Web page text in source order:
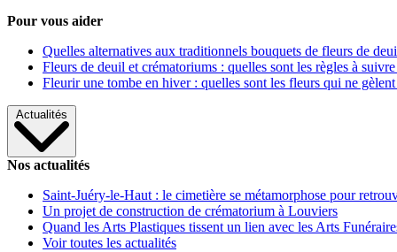
Pour vous aider
Quelles alternatives aux traditionnels bouquets de fleurs de
Fleurs de deuil et crématoriums : quelles sont les règles à
Fleurir une tombe en hiver : quelles sont les fleurs qui ne gèlent
Actualités
Nos actualités
Saint-Juéry-le-Haut : le cimetière se métamorphose pour
Un projet de construction de crématorium à Louviers
Quand les Arts Plastiques tissent un lien avec les Arts
Voir toutes les actualités